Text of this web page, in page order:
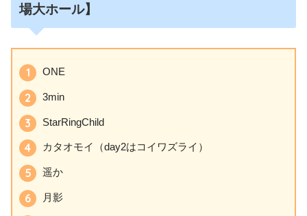
場大ホール】
ONE
3min
StarRingChild
カタオモイ（day2はコイワズライ）
遥か
月影